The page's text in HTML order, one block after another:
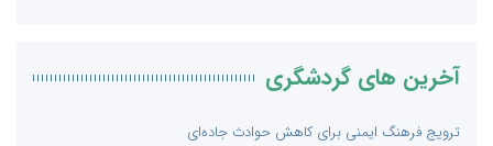
آخرین های گردشگری
ترویج فرهنگ ایمنی برای کاهش حوادث جاده‌ای